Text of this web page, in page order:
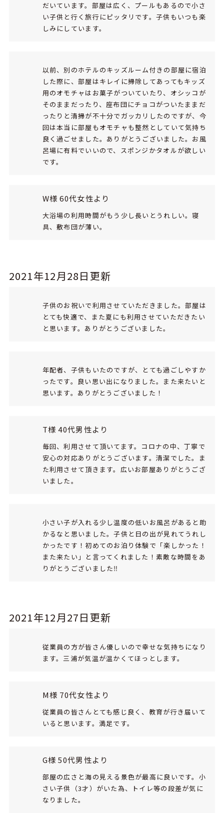
だいています。部屋は広く、プールもあるので小さ
い子供と行く旅行にピッタリです。子供もいつも楽
しみにしています。
以前、別のホテルのキッズルーム付きの部屋に宿泊
した際に、部屋はキレイに掃除してあってもキッズ
用のオモチャはお菓子がついていたり、オシッコが
そのままだったり、座布団にチョコがついたままだ
ったりと清掃が不十分でガッカリしたのですが、今
回は本当に部屋もオモチャも整然としていて気持ち
良く過ごせました。ありがとうございました。お風
呂場に有料でいいので、スポンジかタオルが欲しい
です。
W様 60代女性より
大浴場の利用時間がもう少し長いとうれしい。寝
具、敷布団が薄い。
2021年12月28日更新
子供のお祝いで利用させていただきました。部屋は
とても快適で、また夏にも利用させていただきたい
と思います。ありがとうございました。
年配者、子供もいたのですが、とても過ごしやすか
ったです。良い思い出になりました。また来たいと
思います。ありがとうございました！
T様 40代男性より
毎回、利用させて頂いてます。コロナの中、丁寧で
安心の対応ありがとうございます。清潔でした。ま
た利用させて頂きます。広いお部屋ありがとうござ
いました。
小さい子が入れる少し温度の低いお風呂があると助
かるなと思いました。子供と日の出が見れてうれし
かったです！初めてのお泊り体験で「楽しかった！
また来たい」と言ってくれました！素敵な時間をあ
りがとうございました‼
2021年12月27日更新
従業員の方が皆さん優しいので幸せな気持ちになり
ます。三浦が気温が温かくてほっとします。
M様 70代女性より
従業員の皆さんとても感じ良く、教育が行き届いて
いると思います。満足です。
G様 50代男性より
部屋の広さと海の見える景色が最高に良いです。小
さい子供（3才）がいた為、トイレ等の段差が気に
なりました。